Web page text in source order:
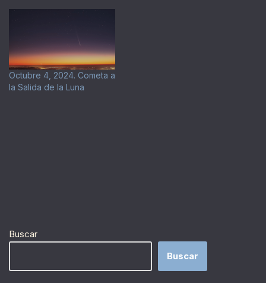
Octubre 4, 2024. Cometa a
la Salida de la Luna
Buscar
Buscar